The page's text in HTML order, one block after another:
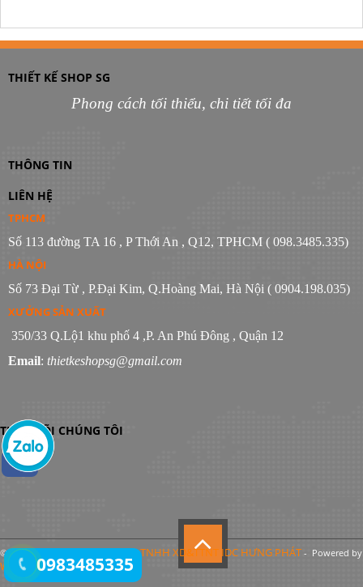
THIẾT KẾ SHOP SG
Phong cách tối thiểu, chi tiết tối đa
THÔNG TIN
LIÊN HỆ
TPHCM
Số 113 đường TA 16 , P Thới An , Q12, TPHCM ( 098.3485.335)
HÀ NỘI
Số 73 Đại Từ , P.Đại Kim, Q.Hoàng Mai, Hà Nội ( 0904.198.035)
XƯỞNG SẢN XUẤT
350/33 Q.Lộ1 khu phố 4 ,P. An Phú Đông , Quận 12
Email: thietkeshopsg@gmail.com
THEO DÕI CHÚNG TÔI
© Bản quyền thuộc vềCông Ty TNHH XD&TTNT IDC HƯNG PHÁT - Powered by
WebItop0983485335